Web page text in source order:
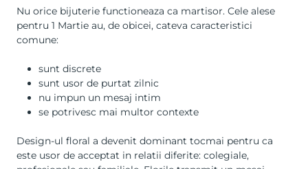
Nu orice bijuterie functioneaza ca martisor. Cele alese
pentru 1 Martie au, de obicei, cateva caracteristici
comune:
sunt discrete
sunt usor de purtat zilnic
nu impun un mesaj intim
se potrivesc mai multor contexte
Design-ul floral a devenit dominant tocmai pentru ca
este usor de acceptat in relatii diferite: colegiale,